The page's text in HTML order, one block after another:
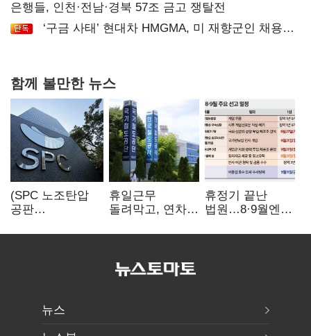
은행들, 인천·전남·경북 57조 금고 쟁탈전
‘구금 사태’ 현대차 HMGMA, 미 재향군인 채용
함께 볼만한 뉴스
(SPC 노조탄압
공판
도 책임 안 지는
휴일근무
돌려막고, 연차도
승무현장의
52시간'
휴정기 끝난
법원…8·9월엔
'줄선고' 예정
뉴스